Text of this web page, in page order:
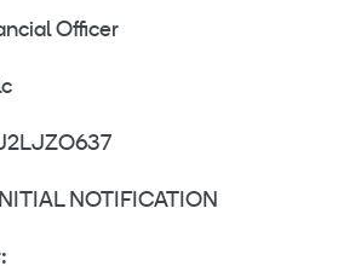
Officer
NOTIFICATION